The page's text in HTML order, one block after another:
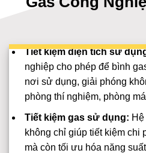
Tiết kiệm diện tích sử
nghiệp cho phép để bình
nơi sử dụng, giải phóng
phòng thí nghiệm, phòng
Tiết kiệm gas sử dụng:
không chỉ giúp tiết kiệm chi
mà còn tối ưu hóa năng